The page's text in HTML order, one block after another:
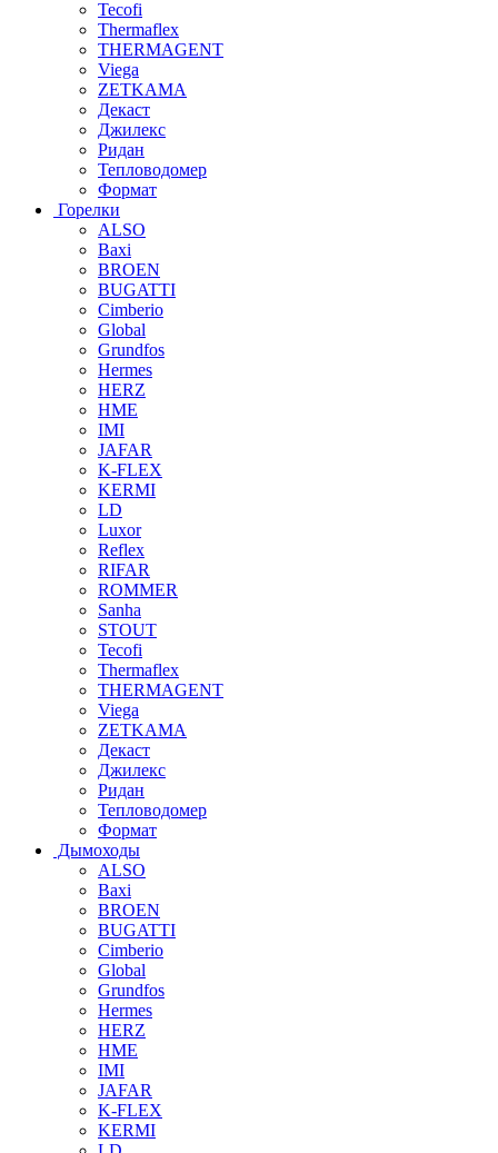
Tecofi
Thermaflex
THERMAGENT
Viega
ZETKAMA
Декаст
Джилекс
Ридан
Тепловодомер
Формат
Горелки
ALSO
Baxi
BROEN
BUGATTI
Cimberio
Global
Grundfos
Hermes
HERZ
HME
IMI
JAFAR
K-FLEX
KERMI
LD
Luxor
Reflex
RIFAR
ROMMER
Sanha
STOUT
Tecofi
Thermaflex
THERMAGENT
Viega
ZETKAMA
Декаст
Джилекс
Ридан
Тепловодомер
Формат
Дымоходы
ALSO
Baxi
BROEN
BUGATTI
Cimberio
Global
Grundfos
Hermes
HERZ
HME
IMI
JAFAR
K-FLEX
KERMI